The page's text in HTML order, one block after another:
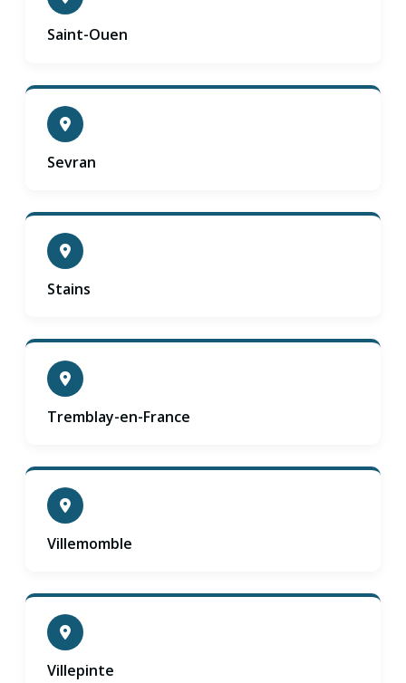
Saint-Ouen
Sevran
Stains
Tremblay-en-France
Villemomble
Villepinte